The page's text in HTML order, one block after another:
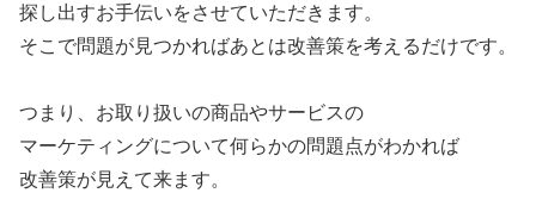
探し出すお手伝いをさせていただきます。
そこで問題が見つかればあとは改善策を考えるだけです。
つまり、お取り扱いの商品やサービスの
マーケティングについて何らかの問題点がわかれば
改善策が見えて来ます。